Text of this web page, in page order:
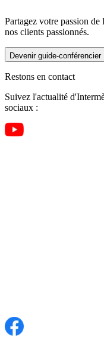
Partagez votre passion
nos clients passionnés.
Devenir guide-conférencier
Restons en contact
Suivez l'actualité
sociaux :